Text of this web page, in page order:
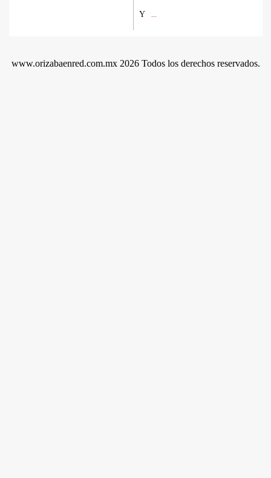
Y
www.orizabaenred.com.mx 2026 Todos los derechos reservados.